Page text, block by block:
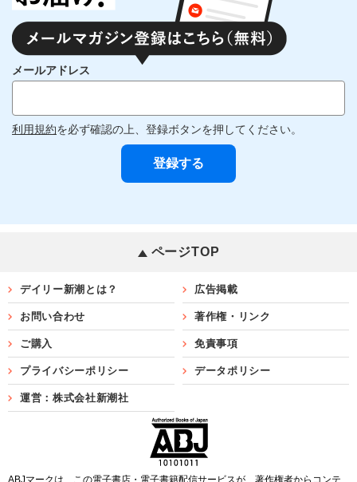
メールアドレス
利用規約を必ず確認の上、登録ボタンを押してください。
ページTOP
デイリー新潮とは？ 広告掲載
お問い合わせ 著作権・リンク
ご購入 免責事項
プライバシーポリシー データポリシー
運営：株式会社新潮社
ABJマークは、この電子書店・電子書籍配信サービスが、著作権者からコンテ